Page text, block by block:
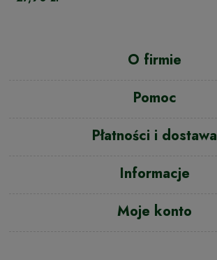
O firmie
Pomoc
Płatności i dostawa
Informacje
Moje konto